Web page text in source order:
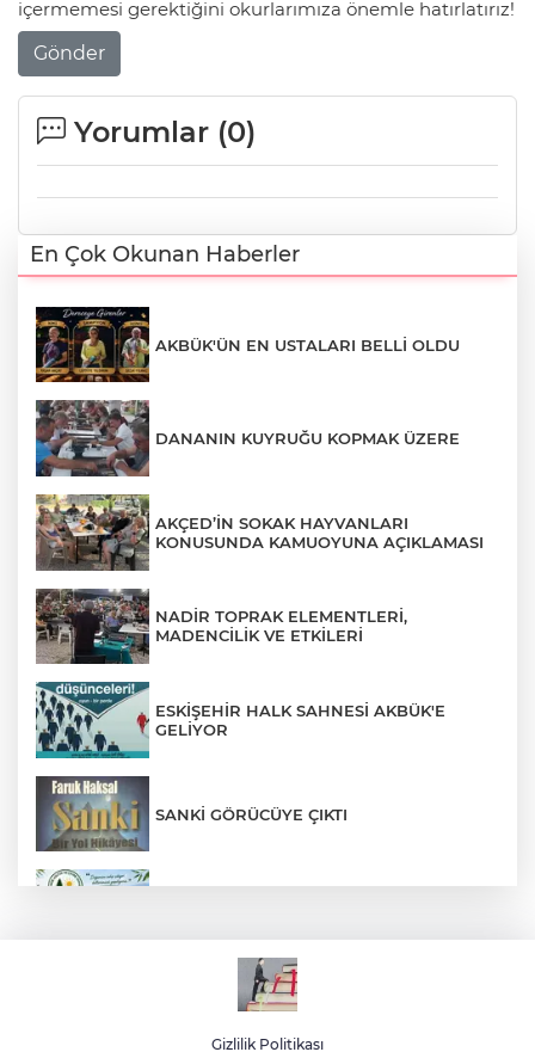
içermemesi gerektiğini okurlarımıza önemle hatırlatırız!
Gönder
Yorumlar (0)
En Çok Okunan Haberler
AKBÜK'ÜN EN USTALARI BELLİ OLDU
DANANIN KUYRUĞU KOPMAK ÜZERE
AKÇED’İN SOKAK HAYVANLARI
KONUSUNDA KAMUOYUNA AÇIKLAMASI
NADİR TOPRAK ELEMENTLERİ,
MADENCİLİK VE ETKİLERİ
ESKİŞEHİR HALK SAHNESİ AKBÜK'E
GELİYOR
SANKİ GÖRÜCÜYE ÇIKTI
KARAVAN YASAKLARINA KARŞI PEŞ
PEŞE DAVALAR AÇILIYOR
Gizlilik Politikası